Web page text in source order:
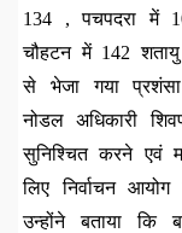
134 , पचपदरा में
चौहटन में 142
से भेजा गया
नोडल अधिकारी
सुनिश्चित करने एवं
लिए निर्वाचन
उन्होंने बताया कि